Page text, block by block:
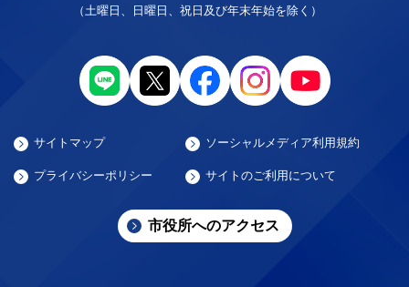
（土曜日、日曜日、祝日及び年末年始を除く）
サイトマップ ソーシャルメディア利用規約
プライバシーポリシー サイトのご利用について
市役所へのアクセス